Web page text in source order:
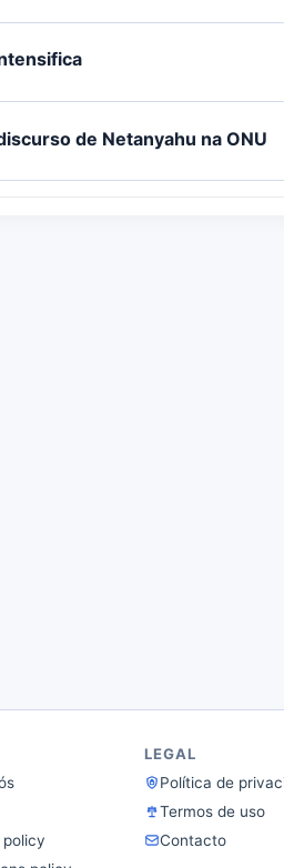
de Netanyahu na ONU
policy
LEGAL
Política de
Termos de uso
Contacto